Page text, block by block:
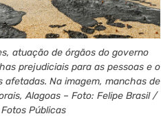
atuação de órgãos do governo
prejudiciais para as pessoas e o
afetadas. Na imagem, manchas de
Alagoas – Foto: Felipe Brasil /
Fotos Públicas